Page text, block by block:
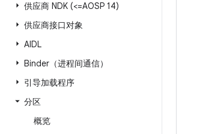
供应商 NDK (<=AOSP 14)
供应商接口对象
AIDL
Binder（进程间通信）
引导加载程序
分区
概览